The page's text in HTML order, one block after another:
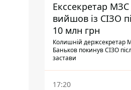
Екссекретар
вийшов із СІЗО
10 млн грн
Колишній держсекретар
Баньков покинув СІЗО
застави
17:20